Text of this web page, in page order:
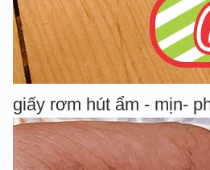
giấy rơm hút ẩm - mịn-